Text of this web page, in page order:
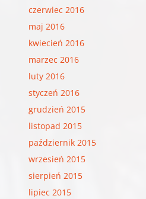
czerwiec 2016
maj 2016
kwiecień 2016
marzec 2016
luty 2016
styczeń 2016
grudzień 2015
listopad 2015
październik 2015
wrzesień 2015
sierpień 2015
lipiec 2015